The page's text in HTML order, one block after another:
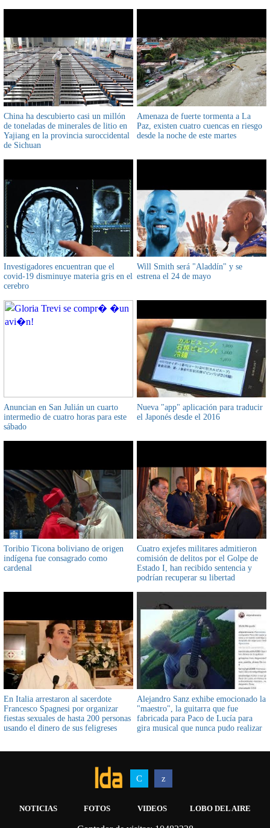
China ha descubierto casi un millón
de toneladas de minerales de litio en
Yajiang en la provincia suroccidental
de Sichuan
Amenaza de fuerte tormenta a La
Paz, existen cuatro cuencas en riesgo
desde la noche de este martes
Investigadores encuentran que el
covid-19 disminuye materia gris en el
cerebro
Will Smith será "Aladdín" y se
estrena el 24 de mayo
Anuncian en San Julián un cuarto
intermedio de cuatro horas para este
sábado
Nueva "app" aplicación para traducir
el Japonés desde el 2016
Toribio Ticona boliviano de origen
indígena fue consagrado como
cardenal
Cuatro exjefes militares admitieron
comisión de delitos por el Golpe de
Estado I, han recibido sentencia y
podrían recuperar su libertad
En Italia arrestaron al sacerdote
Francesco Spagnesi por organizar
fiestas sexuales de hasta 200 personas
usando el dinero de sus feligreses
Alejandro Sanz exhibe emocionado la
"maestro", la guitarra que fue
fabricada para Paco de Lucía para
gira musical que nunca pudo realizar
NOTICIAS FOTOS VIDEOS LOBO DEL AIRE